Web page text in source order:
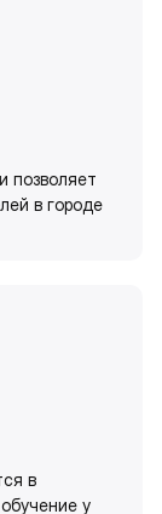
позволяет
в городе
в
у